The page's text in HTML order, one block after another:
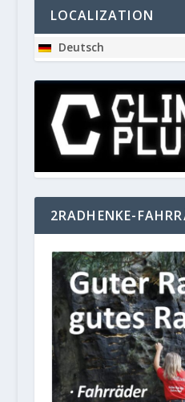
LOCALIZATION
Deutsch
2RADHENKE-